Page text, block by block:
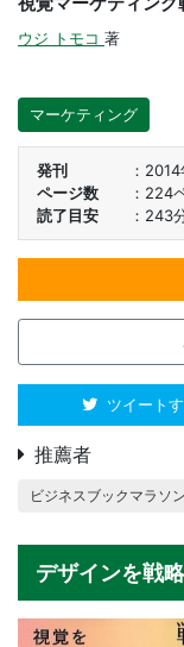
ウジ トモコ 著
マーケティング
発刊
2014
ページ数
224
読了目安
243
ツイート
推薦者
ビジネスブックマラソン
デザインを戦